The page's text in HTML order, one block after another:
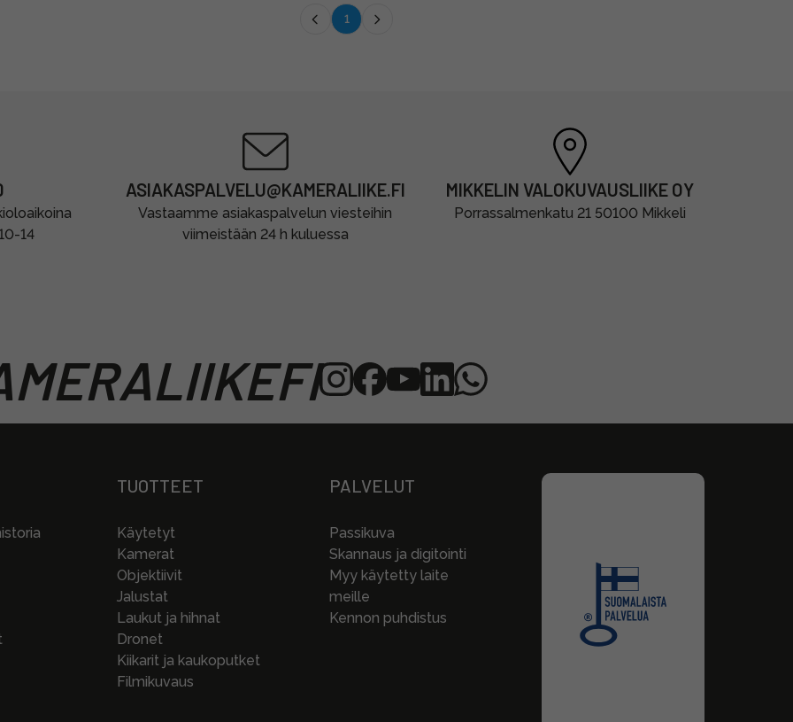
1
14
ASIAKASPALVELU@KAMERALIIKE.FI
Vastaamme asiakaspalvelun viesteihin
viimeistään 24 h kuluessa
MIKKELIN VALOKUVAUSLIIKE OY
Porrassalmenkatu 21 50100 Mikkeli
TUOTTEET
Käytetyt
Kamerat
Objektiivit
Jalustat
Laukut ja hihnat
Dronet
Kiikarit ja kaukoputket
Filmikuvaus
PALVELUT
Passikuva
Skannaus ja digitointi
Myy käytetty laite
meille
Kennon puhdistus